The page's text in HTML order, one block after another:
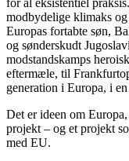
modbydelige klimaks
Europas fortabte søn,
og sønderskudt
modstandskamps
eftermæle, til
generation i Europa, i
Det er ideen om
projekt – og et projekt
med EU.